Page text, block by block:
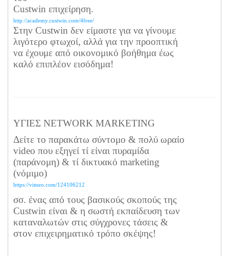
Custwin επιχείρηση.
http://academy.custwin.com/4free/
Στην Custwin δεν είμαστε για να γίνουμε
λιγότερο φτωχοί, αλλά για την προοπτική
να έχουμε από οικονομικό βοήθημα έως
καλό επιπλέον εισόδημα!
ΥΓΙΕΣ NETWORK MARKETING
Δείτε το παρακάτω σύντομο & πολύ ωραίο
video που εξηγεί τί είναι πυραμίδα
(παράνομη) & τί δικτυακό marketing
(νόμιμο)
https://vimeo.com/124106212
σσ. ένας από τους βασικούς σκοπούς της
Custwin είναι & η σωστή εκπαίδευση των
καταναλωτών στις σύγχρονες τάσεις &
στον επιχειρηματικό τρόπο σκέψης!